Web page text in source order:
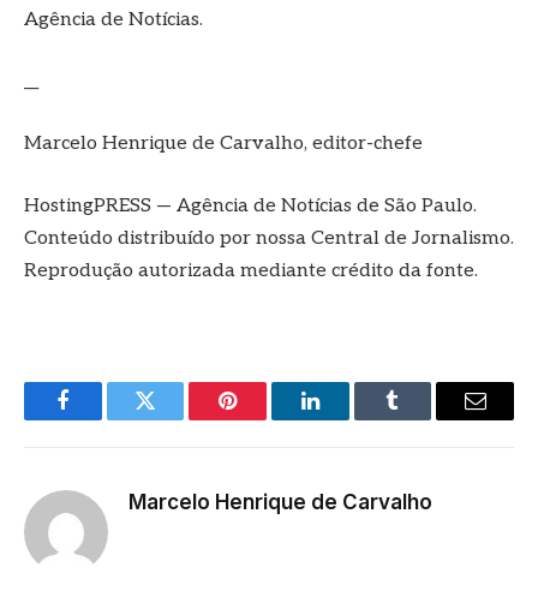
Agência de Notícias.
Marcelo Henrique de Carvalho, editor-chefe
HostingPRESS — Agência de Notícias de São Paulo.
Conteúdo distribuído por nossa Central de Jornalismo.
Reprodução autorizada mediante crédito da fonte.
FacebookTwitter Pinterest LinkedInTumblr
E-
Marcelo Henrique de Carvalho